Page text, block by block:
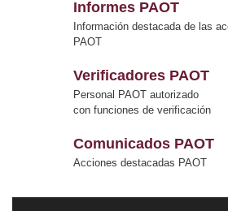
Informes PAOT
Información destacada de las
PAOT
Verificadores PAOT
Personal PAOT autorizado
con funciones de verificación
Comunicados PAOT
Acciones destacadas PAOT